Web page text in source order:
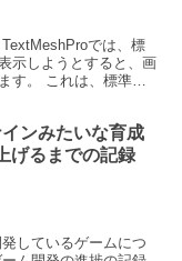
では、標
示しようとすると、画
す。 これは、標準の
ンみたいな育成
げるまでの記録
しているゲームにつ